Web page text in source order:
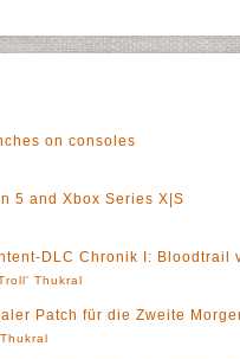
on consoles
5 and Xbox Series X|S
DLC Chronik I: Bloodtrail
Thukral
Patch für die Zweite